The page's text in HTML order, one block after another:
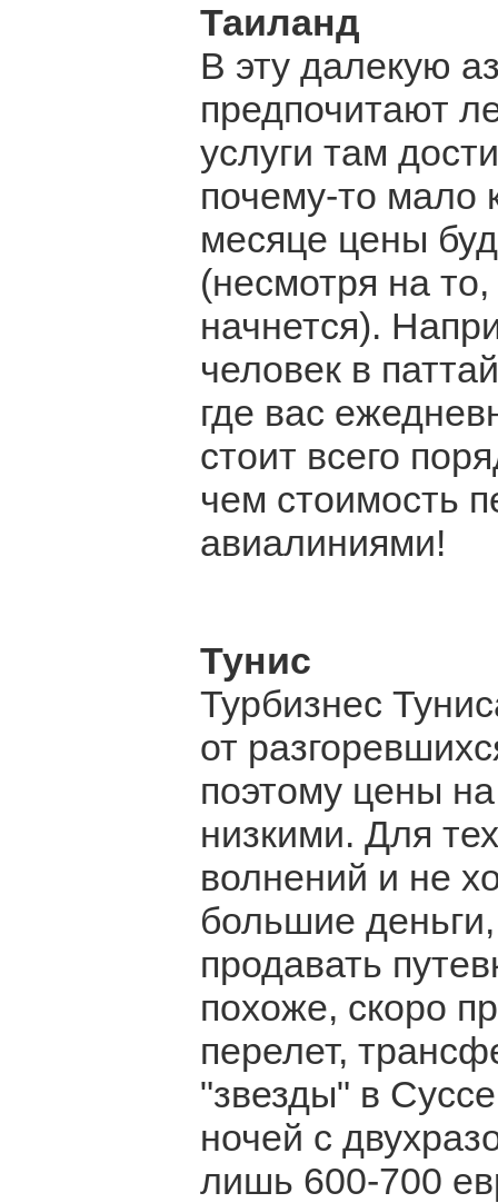
Таиланд
В эту далекую
предпочитают
услуги там
почему-то мало
месяце цены
(несмотря на
начнется).
человек в
где вас
стоит всего
чем стоимость
авиалиниями!
Тунис
Турбизнес
от
поэтому цены
низкими. Для
волнений и не
большие
продавать
похоже, скоро
перелет,
"звезды" в
ночей с
лишь 600-700